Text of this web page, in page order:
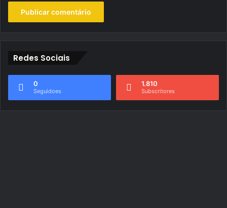
Redes Sociais
0
Seguidoes
1.810
Subscritores